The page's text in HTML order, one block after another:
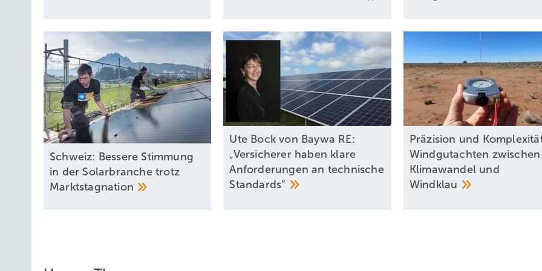
Schweiz: Bessere Stimmung
in der Solarbranche trotz
Marktstagnation
Ute Bock von Baywa RE:
„Versicherer haben klare
Anforderungen an technische
Standards“
Präzision und
Windgutachten zwischen
Klimawandel und
Windklau